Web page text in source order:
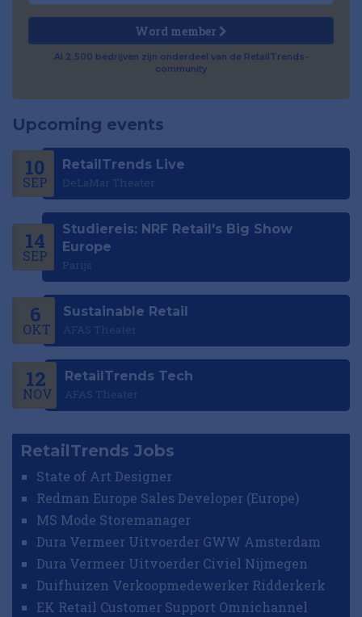
Word member
Al 2.500 bedrijven zijn onderdeel van de RetailTrends-
community
Upcoming events
10
SEP
RetailTrends Live
DeLaMar Theater
14
SEP
Studiereis: NRF Retail's Big Show
Europe
Parijs
6
OKT
Sustainable Retail
AFAS Theater
12
NOV
RetailTrends Tech
AFAS Theater
RetailTrends Jobs
State of Art Designer
Redman Europe Sales Developer (Europe)
MS Mode Storemanager
Dura Vermeer Uitvoerder GWW Amsterdam
Dura Vermeer Uitvoerder Civiel Nijmegen
Duifhuizen Verkoopmedewerker Ridderkerk
EK Retail Customer Support Omnichannel